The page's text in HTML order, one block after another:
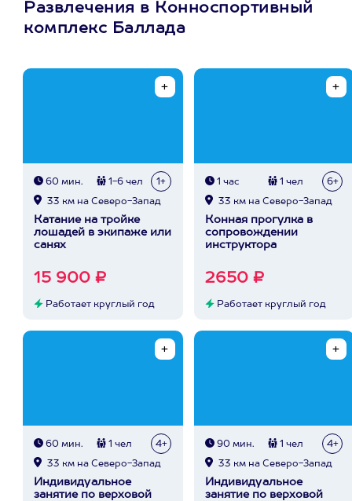
Развлечения в Конноспортивный
комплекс Баллада
60 мин. 1-6 чел 1+
33 км на Северо-Запад
Катание на тройке
лошадей в экипаже или
санях
15 900 ₽
Работает круглый год
1 час 1 чел 6+
33 км на Северо-Запад
Конная прогулка в
сопровождении
инструктора
2650 ₽
Работает круглый год
60 мин. 1 чел 4+
33 км на Северо-Запад
Индивидуальное
занятие по верховой
90 мин. 1 чел 4+
33 км на Северо-Запад
Индивидуальное
занятие по верховой